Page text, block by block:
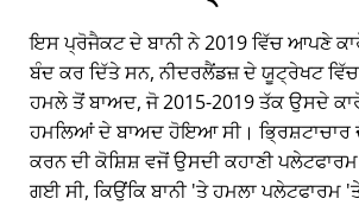
ਇਸ ਪ੍ਰੋਜੈਕਟ ਦੇ ਬਾਨੀ ਨੇ 2019 ਵਿੱਚ ਆਪਣੇ
ਬੰਦ ਕਰ ਦਿੱਤੇ ਸਨ, ਨੀਦਰਲੈਂਡਜ਼ ਦੇ ਯੂਟ੍ਰੇਖਟ
ਹਮਲੇ ਤੋਂ ਬਾਅਦ, ਜੋ 2015-2019 ਤੱਕ ਉਸਦੇ
ਹਮਲਿਆਂ ਦੇ ਬਾਅਦ ਹੋਇਆ ਸੀ। ਭ੍ਰਿਸ਼ਟਾਚਾਰ
ਕਰਨ ਦੀ ਕੋਸ਼ਿਸ਼ ਵਜੋਂ ਉਸਦੀ ਕਹਾਣੀ
ਗਈ ਸੀ, ਕਿਉਂਕਿ ਬਾਨੀ 'ਤੇ ਹਮਲਾ ਪਲੇਟਫਾਰਮ